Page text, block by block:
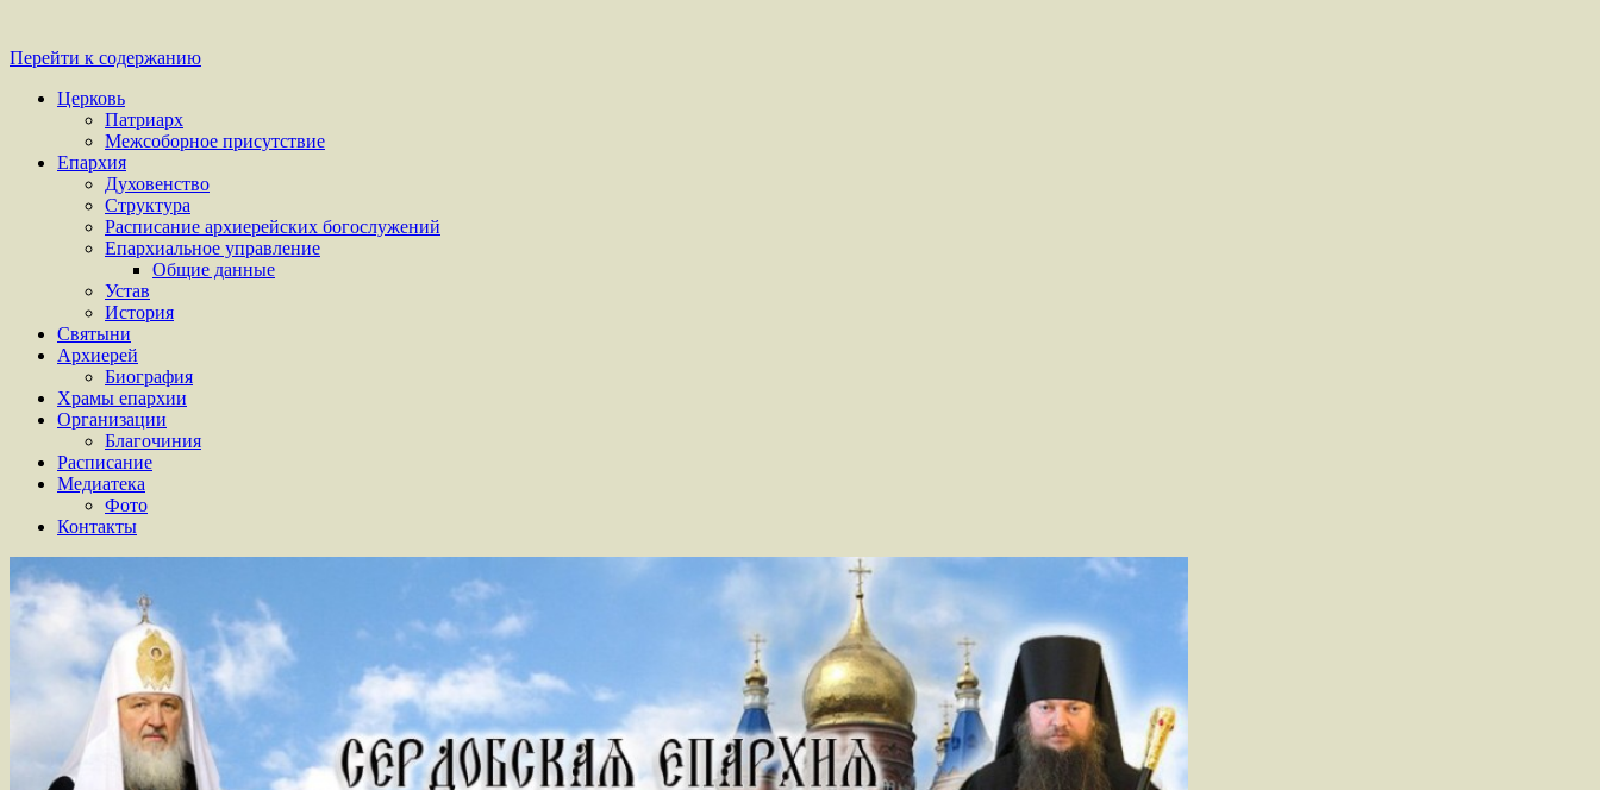
Перейти к содержанию
Церковь
Патриарх
Межсоборное присутствие
Епархия
Духовенство
Структура
Расписание архиерейских богослужений
Епархиальное управление
Общие данные
Устав
История
Святыни
Архиерей
Биография
Храмы епархии
Организации
Благочиния
Расписание
Медиатека
Фото
Контакты